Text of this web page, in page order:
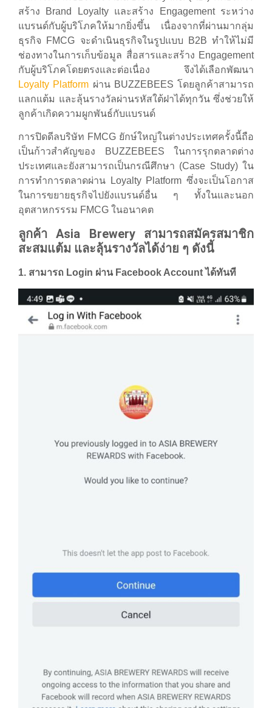
สร้าง Brand Loyalty และสร้าง Engagement ระหว่าง
แบรนด์กับผู้บริโภคให้มากยิ่งขึ้น เนื่องจากที่ผ่านมากลุ่ม
ธุรกิจ FMCG จะดำเนินธุรกิจในรูปแบบ B2B ทำให้ไม่มี
ช่องทางในการเก็บข้อมูล สื่อสารและสร้าง Engagement
กับผู้บริโภคโดยตรงและต่อเนื่อง จึงได้เลือกพัฒนา
Loyalty Platform ผ่าน BUZZEBEES โดยลูกค้าสามารถ
แลกแต้ม และลุ้นรางวัลผ่านรหัสใต้ฝาได้ทุกวัน ซึ่งช่วยให้
ลูกค้าเกิดความผูกพันธ์กับแบรนด์
การปิดดีลบริษัท FMCG ยักษ์ใหญ่ในต่างประเทศครั้งนี้ถือ
เป็นก้าวสำคัญของ BUZZEBEES ในการรุกตลาดต่าง
ประเทศและยังสามารถเป็นกรณีศึกษา (Case Study) ใน
การทำการตลาดผ่าน Loyalty Platform ซึ่งจะเป็นโอกาส
ในการขยายธุรกิจไปยังแบรนด์อื่น ๆ ทั้งในและนอก
อุตสาหกรรรม FMCG ในอนาคต
ลูกค้า Asia Brewery สามารถสมัครสมาชิก
สะสมแต้ม และลุ้นรางวัลได้ง่าย ๆ ดังนี้
1. สามารถ Login ผ่าน Facebook Account ได้ทันที